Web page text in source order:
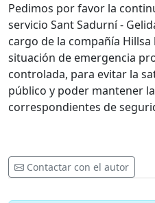
Pedimos por favor la
servicio Sant Sadurní -
cargo de la compañía
situación de emergencia
controlada, para evitar la
público y poder mantener
correspondientes de
Contactar con el autor